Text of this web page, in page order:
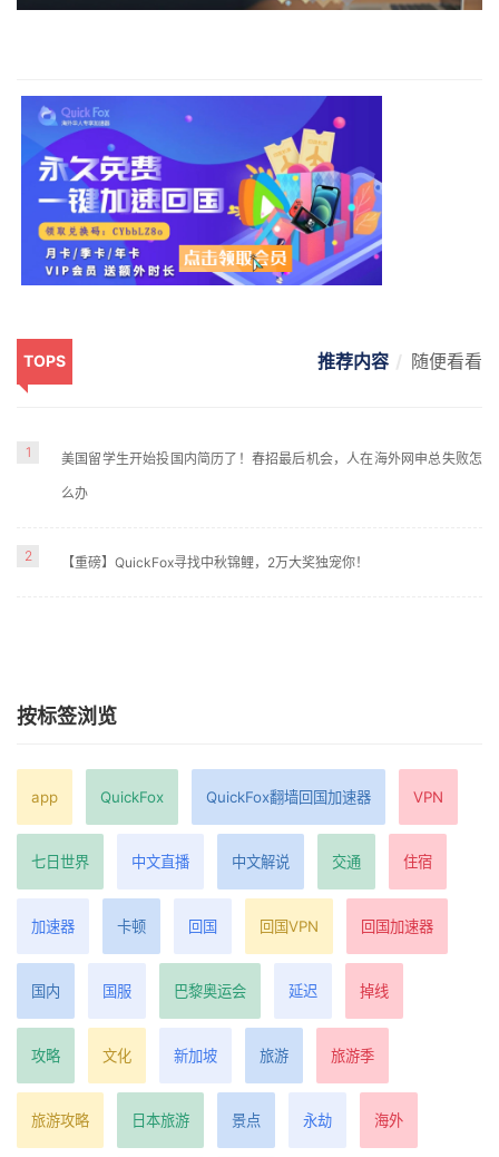
TOPS 推荐内容 随便看看
1 美国留学生开始投国内简历了！春招最后机会，人在海外网申总失败怎
么办
2 【重磅】QuickFox寻找中秋锦鲤，2万大奖独宠你！
按标签浏览
app QuickFox QuickFox翻墙回国加速器 VPN
七日世界 中文直播 中文解说 交通 住宿
加速器 卡顿 回国 回国VPN 回国加速器
国内 国服 巴黎奥运会 延迟 掉线
攻略 文化 新加坡 旅游 旅游季
旅游攻略 日本旅游 景点 永劫 海外